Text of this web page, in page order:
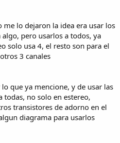
lo dejaron la idea era usar los
pero usarlos a todos, ya
solo usa 4, el resto son para el
3 canales
que ya mencione, y de usar las
todas, no solo en estereo,
transistores de adorno en el
diagrama para usarlos